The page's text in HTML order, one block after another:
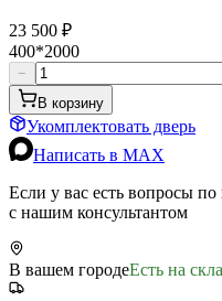
23 500 ₽
400*2000
−
В корзину
Укомплектовать дверь
Написать в MAX
Если у вас есть вопросы
с нашим консультантом
В вашем городеЕсть на